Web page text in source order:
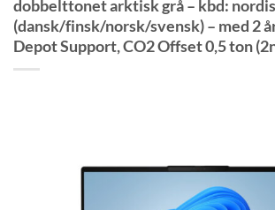
dobbelttonet arktisk grå – kbd:
(dansk/finsk/norsk/svensk) – med 2
Depot Support, CO2 Offset 0,5 ton